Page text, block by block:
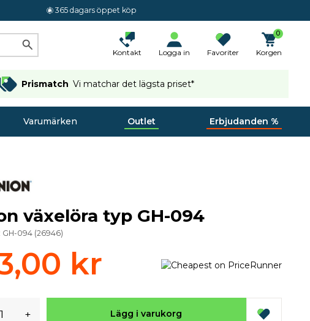
365 dagars öppet köp
Kontakt Logga in Favoriter
0
Korgen
Prismatch Vi matchar det lägsta priset*
Varumärken Outlet Erbjudanden %
växelöra typ GH-094
GH-094 (26946)
kr
+ Lägg i varukorg